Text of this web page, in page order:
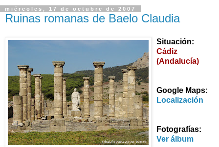
miércoles, 17 de octubre de 2007
Ruinas romanas de Baelo Claudia
Situación:
Cádiz
(Andalucía)
Google Maps:
Localización
Fotografías:
Ver álbum